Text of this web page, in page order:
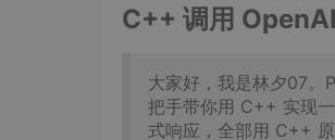
C++ 调用
大家好，我是林夕07。
把手带你用 C++ 实现
式响应，全部用 C++